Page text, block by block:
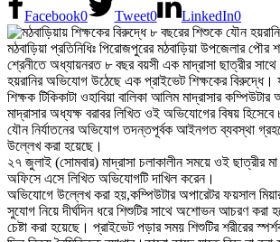
Facebook0 Tweet0 LinkedIn0
মঠবাড়িয়া প্রতিনিধিঃ পিরোজপুরের মঠবাড়িয়া উপজেলার পৌর
শ্রেনীতে অধ্যায়নরত ৮ বছর বয়সী এক মাদ্রাসা ছাত্রীর
হয়রানির অভিযোগ উঠেছে এক প্রাইভেট শিক্ষকের
শিক্ষক টিকিকাটা ওহাবিয়া বালিকা আলিম মাদ্রাসার কম্পিউটার
মাদ্রাসার অধ্যক্ষ বরাবর লিখিত ওই অভিযোগের বিষয়
যৌন নির্যাতনের অভিযোগ তদন্তপূর্বক আইনগত ব্যবস্থা
উল্লেখ করা হয়েছে।
২৭ জুলাই (সোমবার) মাদ্রাসা চলাকালীন সময়ে ওই ছাত্রীর
অফিসে এসে লিখিত অভিযোগটি দাখিল করেন।
অভিযোগে উল্লেখ করা হয়,কম্পিউটার অপারেটর ফয়সাল
সুযোগ নিয়ে দীর্ঘদিন ধরে শিশুটির সাথে অশোভন আচরণ করা
চেষ্টা করা হয়েছে। প্রাইভেট পড়ার সময় শিশুটির শরীরের